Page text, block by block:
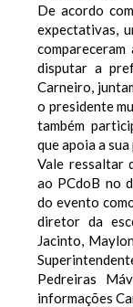
De acordo
expectativas,
disputar a
Carneiro,
o presidente
também
que apoia a
Vale ressaltar
ao PCdoB no
do evento
diretor da
Jacinto,
Pedreiras
informações